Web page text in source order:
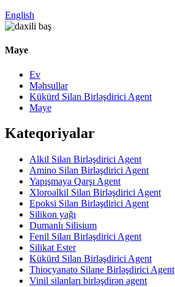
English
Maye
Ev
Məhsullar
Kükürd Silan Birləşdirici Agent
Maye
Kateqoriyalar
Alkil Silan Birləşdirici Agent
Amino Silan Birləşdirici Agent
Yapışmaya Qarşı Agent
Xloroalkil Silan Birləşdirici Agent
Epoksi Silan Birləşdirici Agent
Silikon yağı
Dumanlı Silisium
Fenil Silan Birləşdirici Agent
Silikat Ester
Kükürd Silan Birləşdirici Agent
Thiocyanato Silane Birləşdirici Agent
Vinil silanları birləşdirən agent